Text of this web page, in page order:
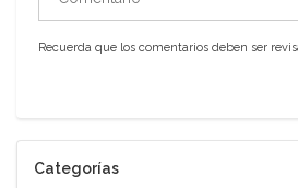
Recuerda que los comentarios deben ser
Categorías